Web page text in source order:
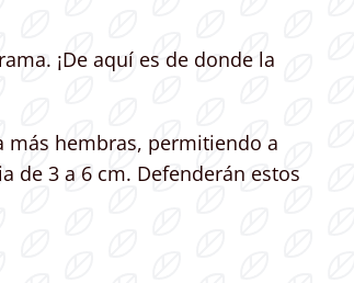
¡De aquí es de donde la
más hembras, permitiendo a
de 3 a 6 cm. Defenderán estos